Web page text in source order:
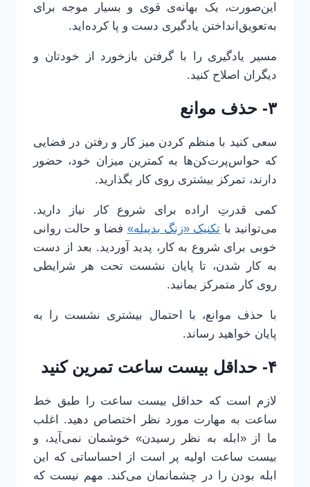
این‌صورت، یک بهانه‌ی قوی و بسیار موجه برای
به‌تعویق‌انداختن یادگیری دست و پا کرده‌اید.
مسیر یادگیری را با گرفتن بازخورد از خودتان و
دیگران اصلاح کنید.
۳- حذف موانع
سعی کنید با منظم کردن میز کار و رفتن در فضایی
که حواس‌پرت‌کن‌ها به کمترین میزان خود، حضور
دارند، تمرکز بیشتری روی کار بگذارید.
کمی قدرتِ اراده برای شروع کار نیاز دارید.
می‌توانید با تکنیک «زنگ بدپیله» فضا و حالت روانی
خوبی برای شروع به کار، پدید آوردید. بعد از دست
به کار شدن، تا پایان نشست تحت هر شرایطی
روی کار متمرکز بمانید.
با حذف موانع، با احتمال بیشتری نشست را به
پایان خواهید رساند.
۴- حداقل بیست ساعت تمرین کنید
لازم است که حداقل بیست ساعت را طبق خط
ساعت به مهارت مورد نظر اختصاص دهید. اغلب
ما از «ابله به نظر رسیدن» خوشمان نمی‌آید، و
بیست ساعت اولیه پر است از احساساتی که این
ابله بودن را در چشمانمان می‌کند. مهم نیست که